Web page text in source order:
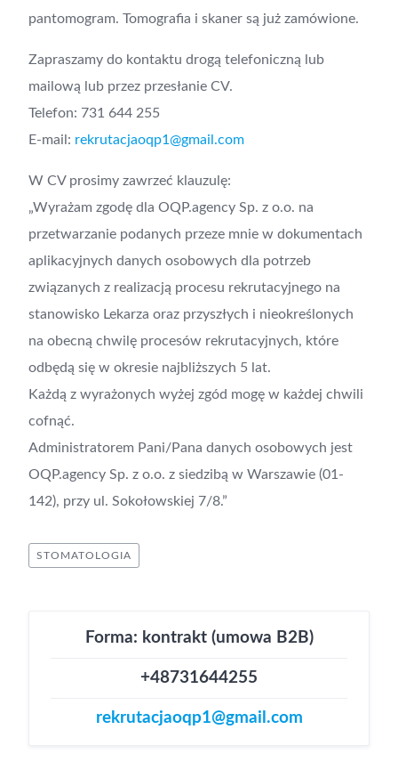
pantomogram. Tomografia i skaner są już zamówione.
Zapraszamy do kontaktu drogą telefoniczną lub
mailową lub przez przesłanie CV.
Telefon: 731 644 255
E-mail: rekrutacjaoqp1@gmail.com
W CV prosimy zawrzeć klauzulę:
„Wyrażam zgodę dla OQP.agency Sp. z o.o. na
przetwarzanie podanych przeze mnie w dokumentach
aplikacyjnych danych osobowych dla potrzeb
związanych z realizacją procesu rekrutacyjnego na
stanowisko Lekarza oraz przyszłych i nieokreślonych
na obecną chwilę procesów rekrutacyjnych, które
odbędą się w okresie najbliższych 5 lat.
Każdą z wyrażonych wyżej zgód mogę w każdej chwili
cofnąć.
Administratorem Pani/Pana danych osobowych jest
OQP.agency Sp. z o.o. z siedzibą w Warszawie (01-
142), przy ul. Sokołowskiej 7/8.”
STOMATOLOGIA
Forma: kontrakt (umowa B2B)
+48731644255
rekrutacjaoqp1@gmail.com